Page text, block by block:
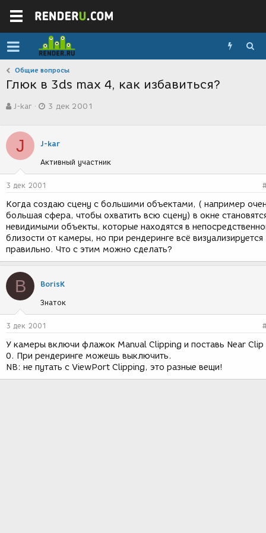
Общие вопросы
Глюк в 3ds max 4, как избавиться?
в
о
т
е
м
ы
J-kar
а
с
з
д
и
я
3 дек 2001
J J-kar
Активный участник
3 дек 2001
Когда создаю сцену с большими объектами, ( например
большая сфера, чтобы охватить всю сцену) в окне
невидимыми объекты, которые находятся в
близости от камеры, но при рендеринге всё визуализируется
правильно. Что с этим можно сделать?
B BorisK
Знаток
3 дек 2001
У камеры включи флажок Manual Clipping и поставь Near Clip
0. При рендеринге можешь выключить.
NB: не путать с ViewPort Clipping, это разные вещи!